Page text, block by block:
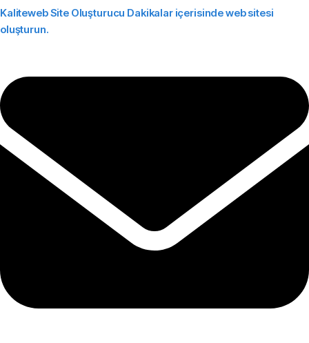
Kaliteweb Site Oluşturucu Dakikalar içerisinde web sitesi
oluşturun.